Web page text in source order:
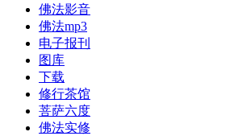
佛法影音
佛法mp3
电子报刊
图库
下载
修行茶馆
菩萨六度
佛法实修